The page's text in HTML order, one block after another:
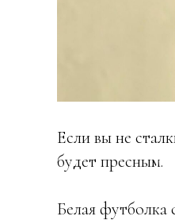
Если вы не
будет пресным.
Белая футболка